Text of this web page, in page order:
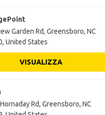
Garden Rd, Greensboro, NC
United States
VISUALIZZA
Rd, Greensboro, NC